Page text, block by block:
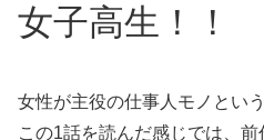
女子高生！！
女性が主役の仕事人モノとい
この1話を読んだ感じでは、